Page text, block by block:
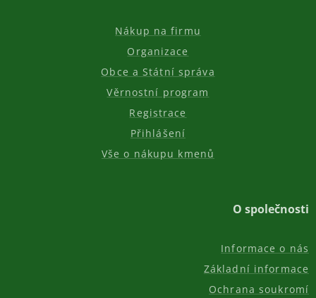
Nákup na firmu
Organizace
Obce a Státní správa
Věrnostní program
Registrace
Přihlášení
Vše o nákupu kmenů
O společnosti
Informace o nás
Základní informace
Ochrana soukromí